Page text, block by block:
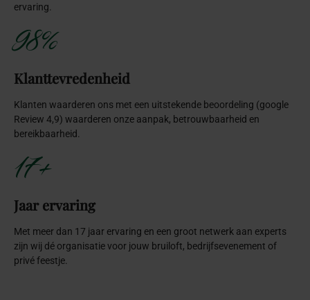
ervaring.
98%
Klanttevredenheid
Klanten waarderen ons met een uitstekende beoordeling (google
Review 4,9) waarderen onze aanpak, betrouwbaarheid en
bereikbaarheid.
17+
Jaar ervaring
Met meer dan 17 jaar ervaring en een groot netwerk aan experts
zijn wij dé organisatie voor jouw bruiloft, bedrijfsevenement of
privé feestje.